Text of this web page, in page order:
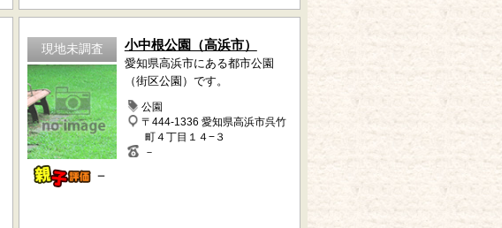
現地未調査
－
小中根公園（高浜市）
愛知県高浜市にある都市公園
（街区公園）です。
公園
〒444-1336 愛知県高浜市呉竹
町４丁目１４−３
－